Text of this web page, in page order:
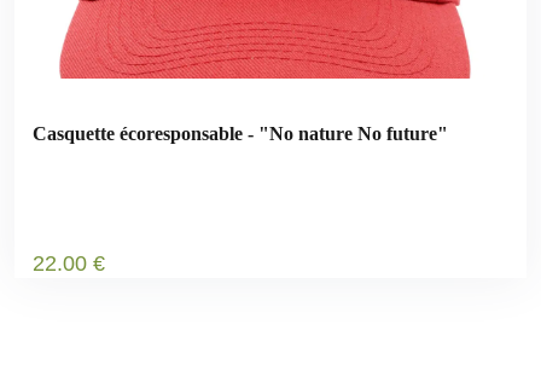
Casquette écoresponsable - "No nature No future"
22.00 €